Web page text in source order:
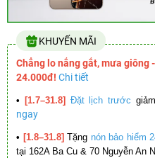
KHUYẾN MÃI
Chẳng lo nắng gắt, mưa giông
24.000đ! Chi tiết
• [1.7–31.8] Đặt lịch trước
ngay
• [1.8–31.8] Tặng nón bảo hiểm
tại 162A Ba Cu & 70 Nguyễn An